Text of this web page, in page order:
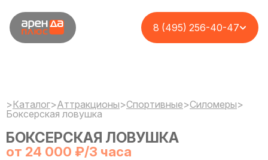
8 (495) 256-40-47
>Каталог>Аттракционы>Спортивные>Силомеры>
Боксерская ловушка
БОКСЕРСКАЯ ЛОВУШКА
от 24 000 ₽/3 часа